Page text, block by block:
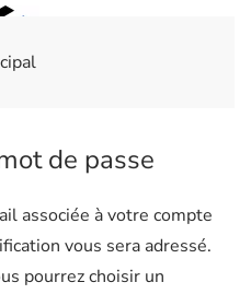
de passe
associée à votre compte
vous sera adressé.
pourrez choisir un